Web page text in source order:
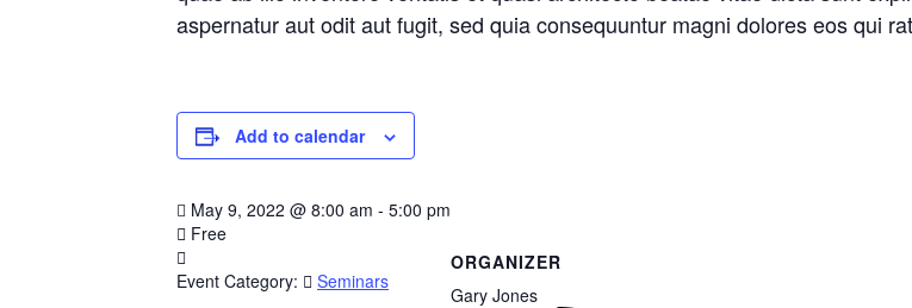
aspernatur aut odit aut fugit, sed quia consequuntur magni dolores eos qui
Add to calendar
May 9, 2022 @ 8:00 am - 5:00 pm
Free
Event Category:
Seminars
ORGANIZER
Gary Jones